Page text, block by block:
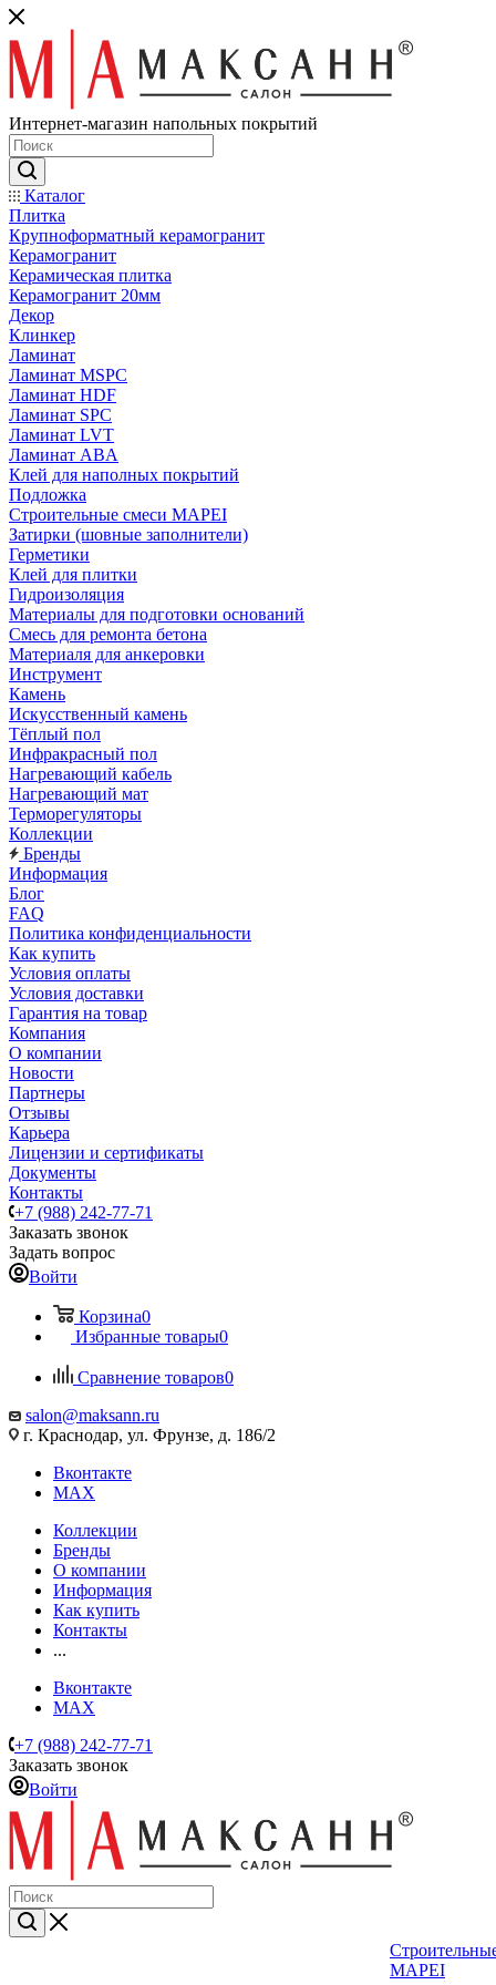
Интернет-магазин напольных покрытий
Каталог
Плитка
Крупноформатный керамогранит
Керамогранит
Керамическая плитка
Керамогранит 20мм
Декор
Клинкер
Ламинат
Ламинат MSPC
Ламинат HDF
Ламинат SPC
Ламинат LVT
Ламинат ABA
Клей для наполных покрытий
Подложка
Строительные смеси MAPEI
Затирки (шовные заполнители)
Герметики
Клей для плитки
Гидроизоляция
Материалы для подготовки оснований
Смесь для ремонта бетона
Материаля для анкеровки
Инструмент
Камень
Искусственный камень
Тёплый пол
Инфракрасный пол
Нагревающий кабель
Нагревающий мат
Терморегуляторы
Коллекции
Бренды
Информация
Блог
FAQ
Политика конфиденциальности
Как купить
Условия оплаты
Условия доставки
Гарантия на товар
Компания
О компании
Новости
Партнеры
Отзывы
Карьера
Лицензии и сертификаты
Документы
Контакты
+7 (988) 242-77-71
Заказать звонок
Задать вопрос
Войти
Корзина0
Избранные товары0
Сравнение товаров0
salon@maksann.ru
г. Краснодар, ул. Фрунзе, д. 186/2
Вконтакте
MAX
Коллекции
Бренды
О компании
Информация
Как купить
Контакты
...
Вконтакте
MAX
+7 (988) 242-77-71
Заказать звонок
Войти
MAPEI